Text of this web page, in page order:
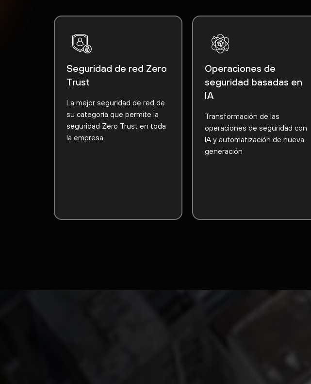
Seguridad de red Zero
Trust
La mejor seguridad de red de
su categoría que permite la
seguridad Zero Trust en toda
la empresa
Operaciones de
seguridad basadas en
IA
Transformación de las
operaciones de seguridad con
IA y automatización de nueva
generación